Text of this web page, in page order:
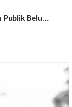
Publik Belu…